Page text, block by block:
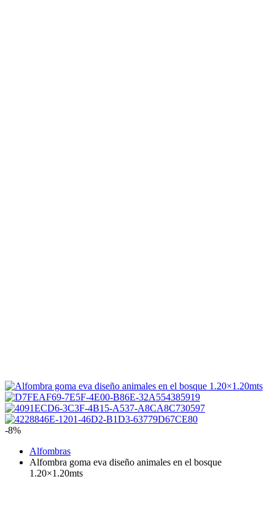
-8%
Alfombras
Alfombra goma eva diseño animales en el bosque
1.20×1.20mts